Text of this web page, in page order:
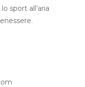
sport all’aria